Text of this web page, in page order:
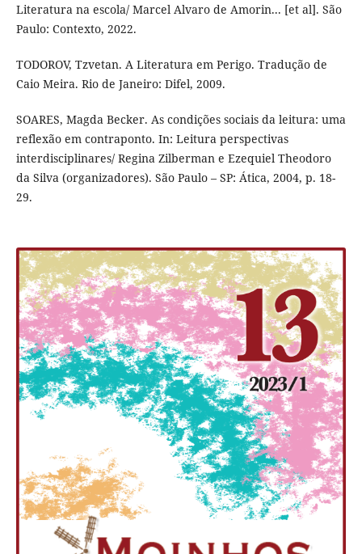
Literatura na escola/ Marcel Alvaro de Amorin... [et al]. São
Paulo: Contexto, 2022.
TODOROV, Tzvetan. A Literatura em Perigo. Tradução de
Caio Meira. Rio de Janeiro: Difel, 2009.
SOARES, Magda Becker. As condições sociais da leitura: uma
reflexão em contraponto. In: Leitura perspectivas
interdisciplinares/ Regina Zilberman e Ezequiel Theodoro
da Silva (organizadores). São Paulo – SP: Ática, 2004, p. 18-
29.